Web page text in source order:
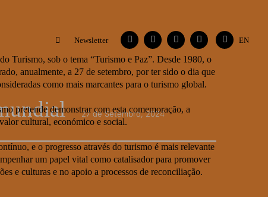
Newsletter FacebookInstagramVimeo Flickr Contactos
EN
27 de Setembro, 2024
Turismo, sob o tema “Turismo e Paz”. Desde 1980, o
anualmente, a 27 de setembro, por ter sido o dia que
como mais marcantes para o turismo global.
pretende demonstrar com esta comemoração, a
cultural, económico e social.
e o progresso através do turismo é mais relevante
um papel vital como catalisador para promover
e culturas e no apoio a processos de reconciliação.